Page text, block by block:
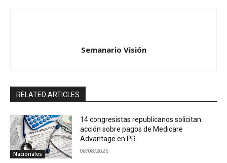
Semanario Visión
RELATED ARTICLES
Nacionales
14 congresistas republicanos solicitan
acción sobre pagos de Medicare
Advantage en PR
08/08/2026